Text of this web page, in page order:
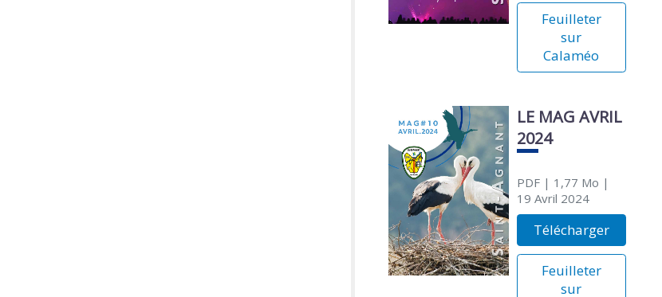
Feuilleter
sur
Calaméo
LE MAG AVRIL
2024
PDF| 1,77 Mo |
19 Avril 2024
Télécharger
Feuilleter
sur